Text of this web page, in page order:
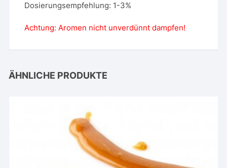
Dosierungsempfehlung: 1-3%
Achtung: Aromen nicht unverdünnt dampfen!
ÄHNLICHE PRODUKTE